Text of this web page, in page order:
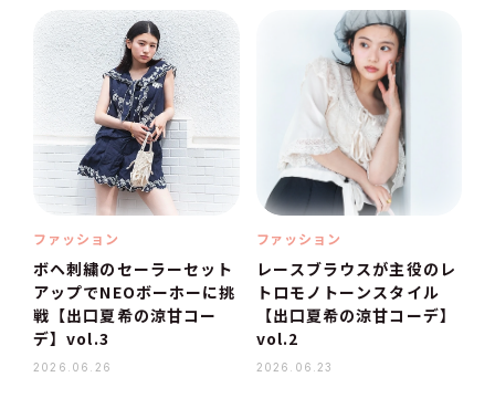
ファッション
ボヘ刺繍のセーラーセット
アップでNEOボーホーに挑
戦【出口夏希の涼甘コー
デ】vol.3
2026.06.26
ファッション
レースブラウスが主役のレ
トロモノトーンスタイル
【出口夏希の涼甘コーデ】
vol.2
2026.06.23